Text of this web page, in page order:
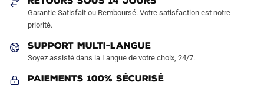
page
produit
Garantie Satisfait ou Remboursé. Votre satisfaction est notre
priorité.
SUPPORT MULTI-LANGUE
Soyez assisté dans la Langue de votre choix, 24/7.
Paiements 100% Sécurisé